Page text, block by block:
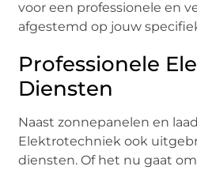
voor een professionele en
afgestemd op jouw
Professionele
Diensten
Naast zonnepanelen en
Elektrotechniek ook
diensten. Of het nu gaat